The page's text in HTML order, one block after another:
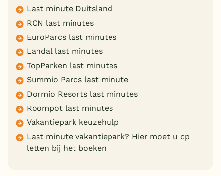
Last minute Duitsland
RCN last minutes
EuroParcs last minutes
Landal last minutes
TopParken last minutes
Summio Parcs last minute
Dormio Resorts last minutes
Roompot last minutes
Vakantiepark keuzehulp
Last minute vakantiepark? Hier moet u op
letten bij het boeken